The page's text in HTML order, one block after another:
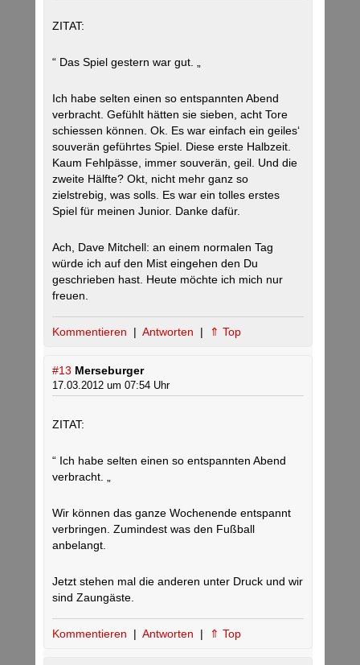
ZITAT:
“ Das Spiel gestern war gut. „
Ich habe selten einen so entspannten Abend
verbracht. Gefühlt hätten sie sieben, acht Tore
schiessen können. Ok. Es war einfach ein geiles‘
souverän geführtes Spiel. Diese erste Halbzeit.
Kaum Fehlpässe, immer souverän, geil. Und die
zweite Hälfte? Okt, nicht mehr ganz so
zielstrebig, was solls. Es war ein tolles erstes
Spiel für meinen Junior. Danke dafür.
Ach, Dave Mitchell: an einem normalen Tag
würde ich auf den Mist eingehen den Du
geschrieben hast. Heute möchte ich mich nur
freuen.
Kommentieren | Antworten | ⇑ Top
#13 Merseburger
17.03.2012 um 07:54 Uhr
ZITAT:
“ Ich habe selten einen so entspannten Abend
verbracht. „
Wir können das ganze Wochenende entspannt
verbringen. Zumindest was den Fußball
anbelangt.
Jetzt stehen mal die anderen unter Druck und wir
sind Zaungäste.
Kommentieren | Antworten | ⇑ Top